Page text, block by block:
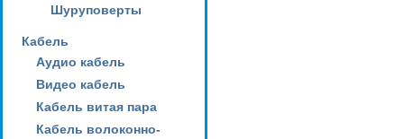
Шуруповерты
Кабель
Аудио кабель
Видео кабель
Кабель витая пара
Кабель волоконно-